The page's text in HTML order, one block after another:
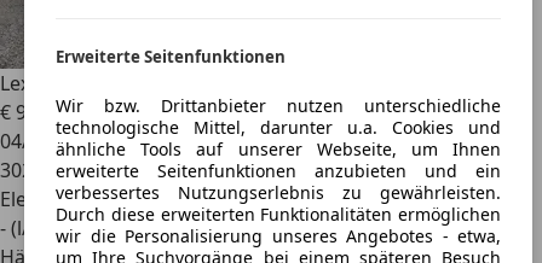
Erweiterte Seitenfunktionen
Wir bzw. Drittanbieter nutzen unterschiedliche
technologische Mittel, darunter u.a. Cookies und
ähnliche Tools auf unserer Webseite, um Ihnen
erweiterte Seitenfunktionen anzubieten und ein
verbessertes Nutzungserlebnis zu gewährleisten.
Durch diese erweiterten Funktionalitäten ermöglichen
wir die Personalisierung unseres Angebotes - etwa,
um Ihre Suchvorgänge bei einem späteren Besuch
Lexus RX 450h
€ 9.880
04/2010
302.563 km
Elektro/Benzin
- (l/100 km)
Händler